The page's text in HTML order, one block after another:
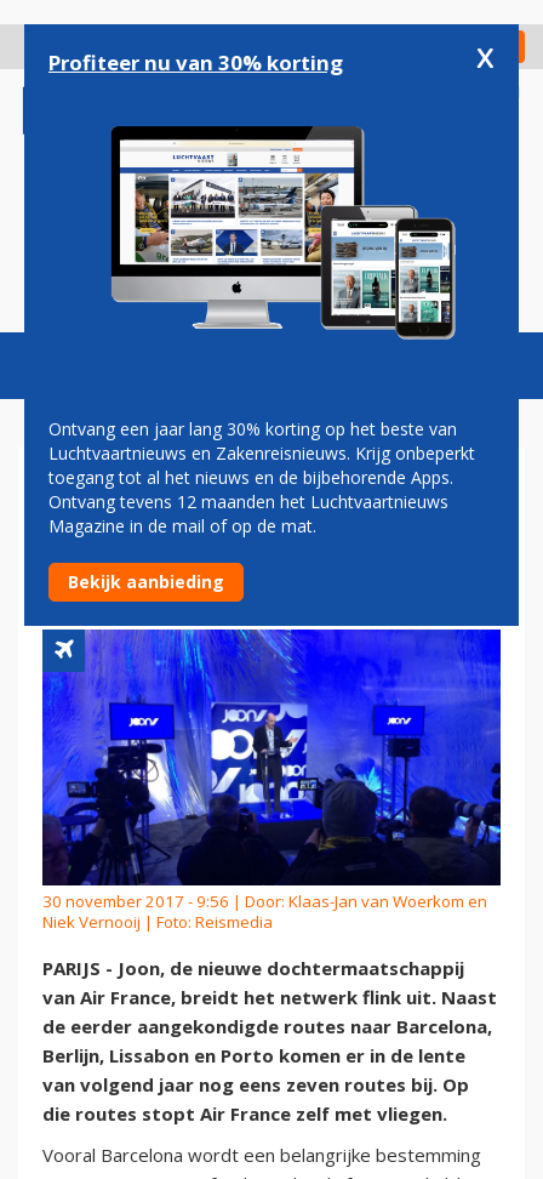
gaan
Check in
Magazine Podcasts Vacatures
NIEUWE AIR FRANCE-TELG
JOON ONTHULT ZEVEN
EXTRA ROUTES
30 november 2017 - 9:56 | Door: Klaas-Jan van Woerkom en
Niek Vernooij | Foto: Reismedia
PARIJS - Joon, de nieuwe dochtermaatschappij
van Air France, breidt het netwerk flink uit. Naast
de eerder aangekondigde routes naar Barcelona,
Berlijn, Lissabon en Porto komen er in de lente
van volgend jaar nog eens zeven routes bij. Op
die routes stopt Air France zelf met vliegen.
Vooral Barcelona wordt een belangrijke bestemming
Profiteer nu van 30% korting x
Ontvang een jaar lang 30% korting op het beste van
Luchtvaartnieuws en Zakenreisnieuws. Krijg onbeperkt
toegang tot al het nieuws en de bijbehorende Apps.
Ontvang tevens 12 maanden het Luchtvaartnieuws
Magazine in de mail of op de mat.
Bekijk aanbieding